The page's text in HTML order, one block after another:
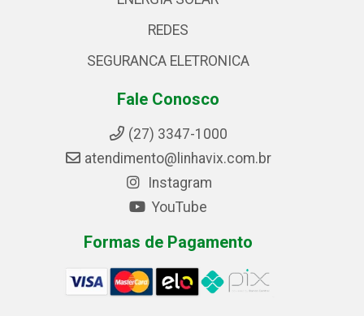
REDES
SEGURANCA ELETRONICA
Fale Conosco
(27) 3347-1000
atendimento@linhavix.com.br
Instagram
YouTube
Formas de Pagamento